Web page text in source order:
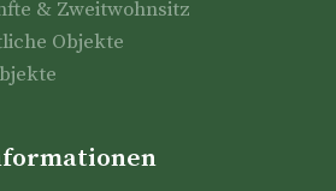
& Zweitwohnsitz
Objekte